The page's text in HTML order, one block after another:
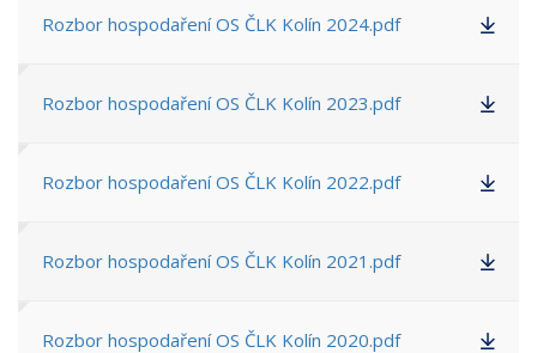
Rozbor hospodaření OS ČLK Kolín 2024.pdf
Rozbor hospodaření OS ČLK Kolín 2023.pdf
Rozbor hospodaření OS ČLK Kolín 2022.pdf
Rozbor hospodaření OS ČLK Kolín 2021.pdf
Rozbor hospodaření OS ČLK Kolín 2020.pdf